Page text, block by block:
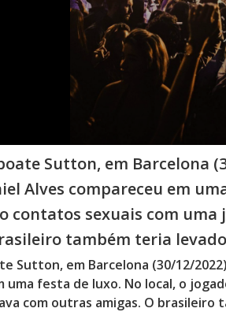
Sutton, em Barcelona
Alves compareceu em
contatos sexuais com uma
também teria
Sutton, em Barcelona (30/12/
uma festa de luxo. No local, o
com outras amigas. O